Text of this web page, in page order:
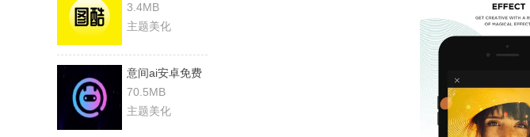
3.4MB
主题美化
意间ai安卓免费
版
70.5MB
主题美化